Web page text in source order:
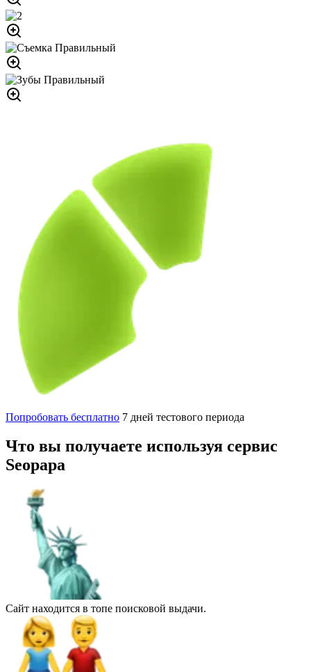
Попробовать бесплатно 7 дней тестового периода
Что вы получаете используя сервис
Seopapa
Сайт находится в топе поисковой выдачи.